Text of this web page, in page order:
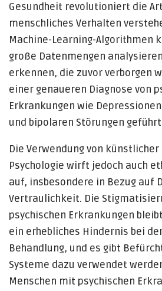
Gesundheit revolutioniert die
menschliches Verhalten
Machine-Learning-Algorithmen
große Datenmengen
erkennen, die zuvor verborgen
einer genaueren Diagnose von
Erkrankungen wie
und bipolaren Störungen
Die Verwendung von
Psychologie wirft jedoch auch
auf, insbesondere in Bezug auf
Vertraulichkeit. Die
psychischen Erkrankungen
ein erhebliches Hindernis bei
Behandlung, und es gibt
Systeme dazu verwendet
Menschen mit psychischen